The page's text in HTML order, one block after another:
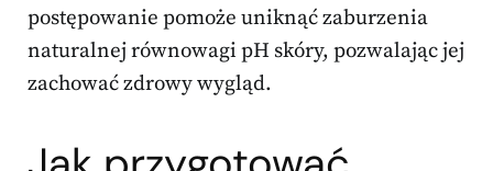
postępowanie pomoże uniknąć zaburzenia
naturalnej równowagi pH skóry, pozwalając jej
zachować zdrowy wygląd.